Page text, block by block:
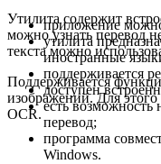
Утилита содержит
можно узнать перевод
текста можно
Поддерживается
изображений. Для этого
OCR.
приложение можно
утилита
иностранные
поддерживается
доступен
есть возможность
перевод;
программа
Windows.